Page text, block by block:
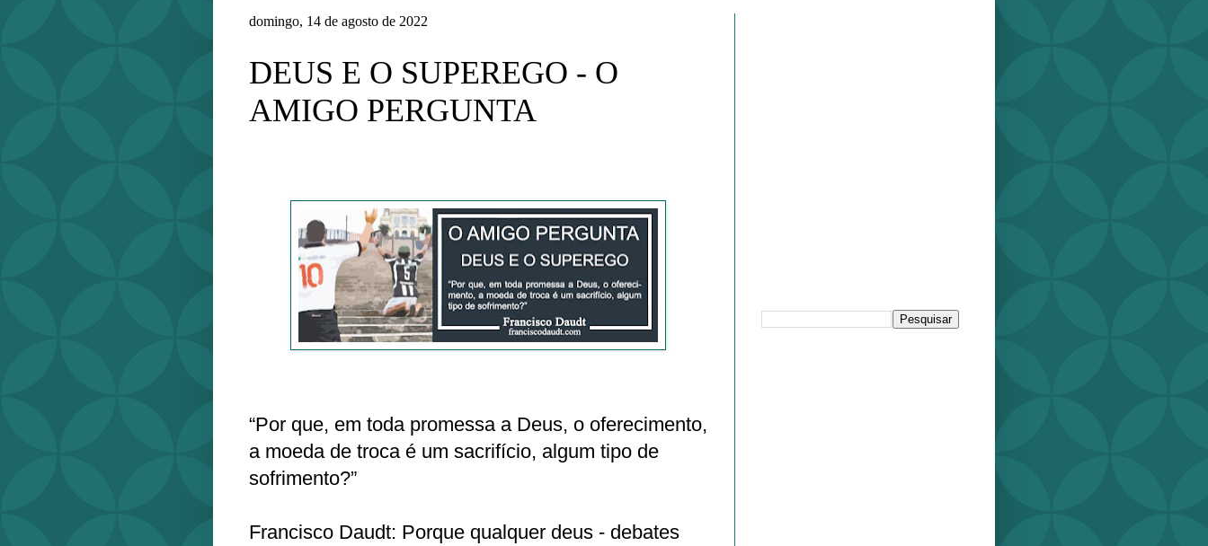
domingo, 14 de agosto de 2022
DEUS E O SUPEREGO - O
AMIGO PERGUNTA
“Por que, em toda promessa a Deus, o oferecimento,
a moeda de troca é um sacrifício, algum tipo de
sofrimento?”
Francisco Daudt: Porque qualquer deus - debates